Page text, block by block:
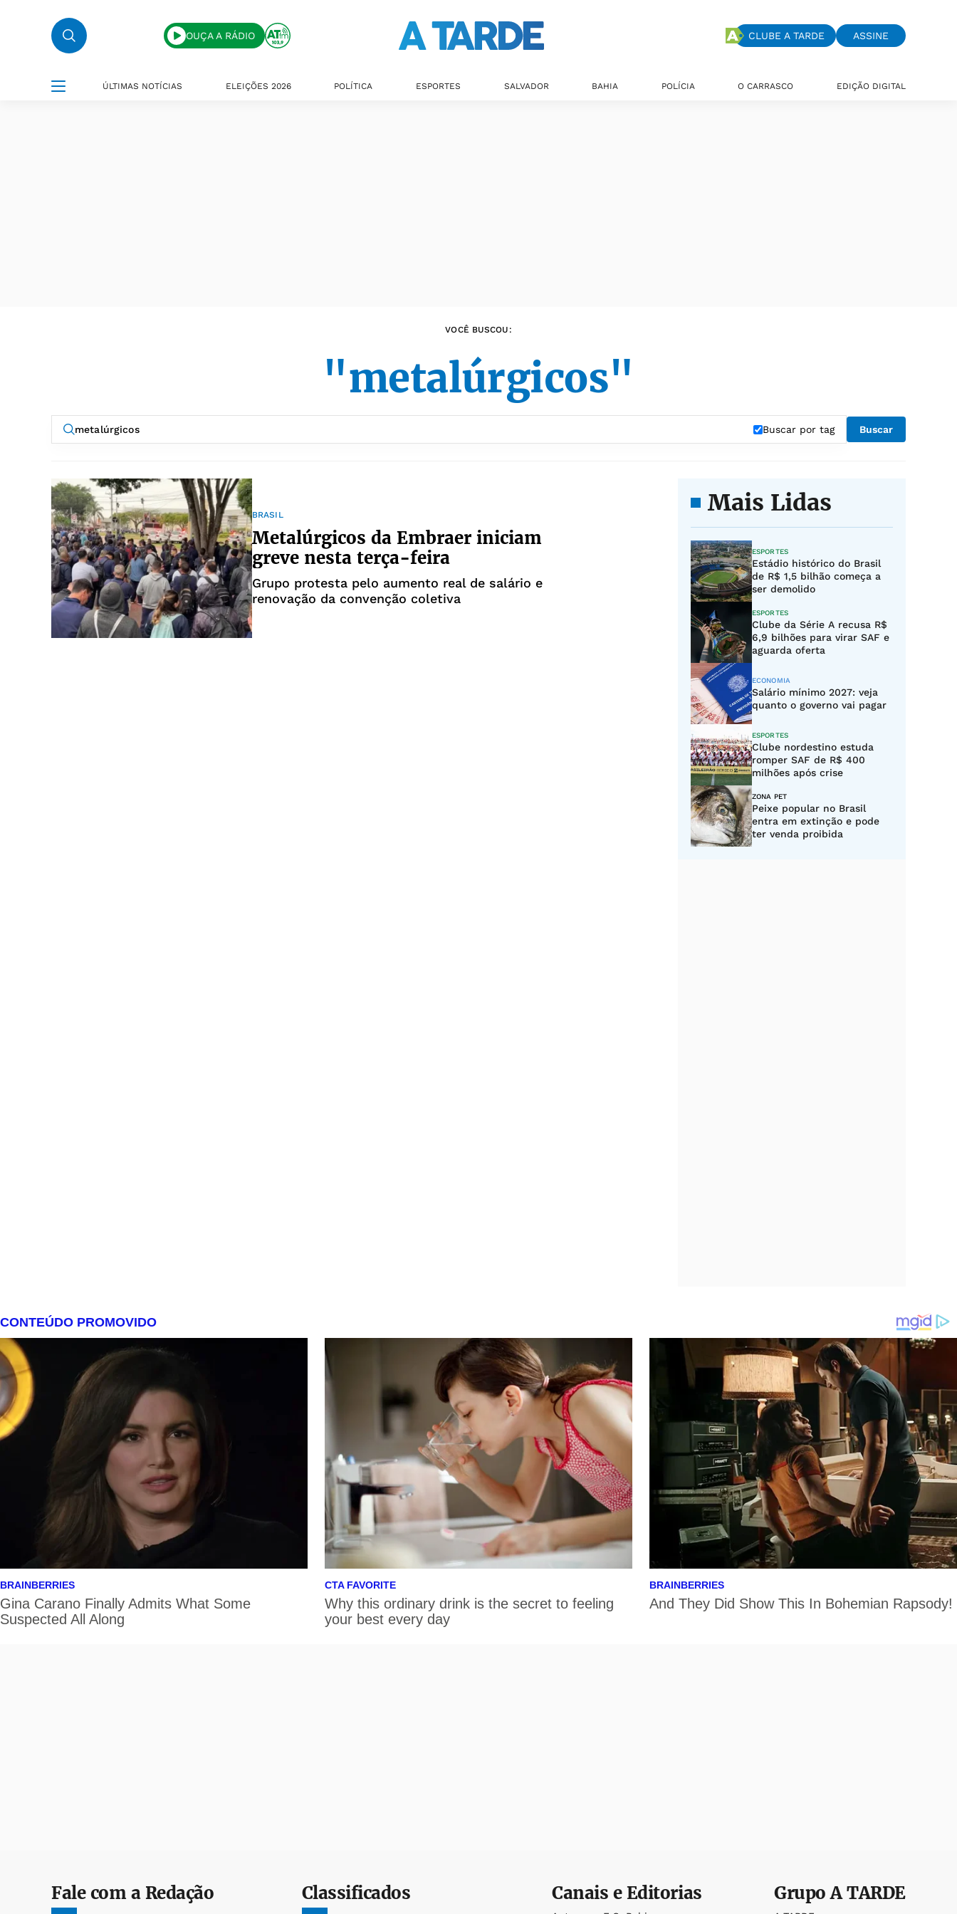
OUÇA A RÁDIO CLUBE A TARDE ASSINE
ÚLTIMAS NOTÍCIAS ELEIÇÕES 2026 POLÍTICA ESPORTES SALVADOR BAHIA POLÍCIA O CARRASCO EDIÇÃO DIGITAL
VOCÊ BUSCOU:
"metalúrgicos"
Buscar por tag Buscar
BRASIL
Metalúrgicos da Embraer iniciam
greve nesta terça-feira
Grupo protesta pelo aumento real de salário e
renovação da convenção coletiva
Mais Lidas
ESPORTES
Estádio histórico do Brasil
de R$ 1,5 bilhão começa a
ser demolido
ESPORTES
Clube da Série A recusa R$
6,9 bilhões para virar SAF e
aguarda oferta
ECONOMIA
Salário mínimo 2027: veja
quanto o governo vai pagar
ESPORTES
Clube nordestino estuda
romper SAF de R$ 400
milhões após crise
ZONA PET
Peixe popular no Brasil
entra em extinção e pode
ter venda proibida
Fale com a Redação Classificados Canais e Editorias GrupoA TARDE